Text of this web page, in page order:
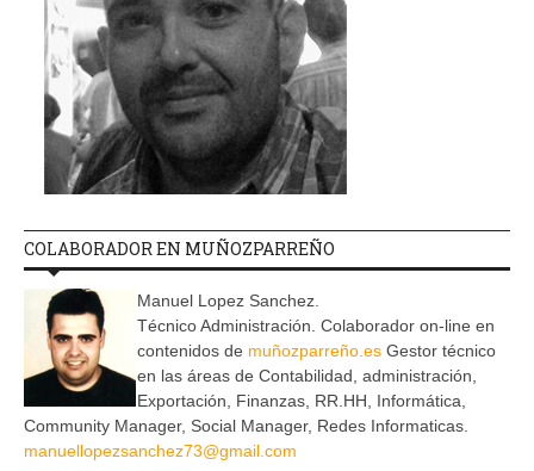
COLABORADOR EN MUÑOZPARREÑO
Manuel Lopez Sanchez.
Técnico Administración. Colaborador on-line en
contenidos de muñozparreño.es Gestor técnico
en las áreas de Contabilidad, administración,
Exportación, Finanzas, RR.HH, Informática,
Community Manager, Social Manager, Redes Informaticas.
manuellopezsanchez73@gmail.com